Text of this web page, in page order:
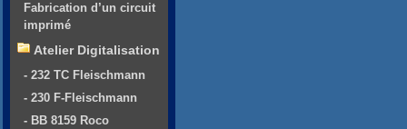
Fabrication d’un circuit
imprimé
Atelier Digitalisation
- 232 TC Fleischmann
- 230 F-Fleischmann
- BB 8159 Roco